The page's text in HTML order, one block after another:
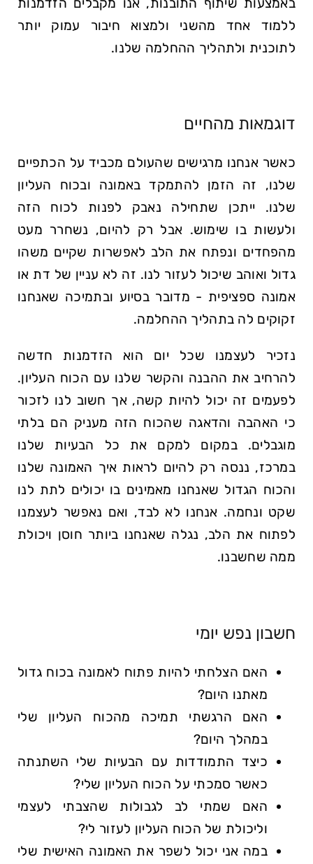
ללמוד אחד מהשני ולמצוא חיבור עמוק יותר
לתוכנית ולתהליך ההחלמה שלנו.
דוגמאות מהחיים
כאשר אנחנו מרגישים שהעולם מכביד על הכתפיים
שלנו, זה הזמן להתמקד באמונה ובכוח העליון
שלנו. ייתכן שתחילה נאבק לפנות לכוח הזה
ולעשות בו שימוש. אבל רק להיום, נשחרר מעט
מהפחדים ונפתח את הלב לאפשרות שקיים משהו
גדול ואוהב שיכול לעזור לנו. זה לא עניין של דת או
אמונה ספציפית - מדובר בסיוע ובתמיכה שאנחנו
זקוקים לה בתהליך ההחלמה.
נזכיר לעצמנו שכל יום הוא הזדמנות חדשה
להרחיב את ההבנה והקשר שלנו עם הכוח העליון.
לפעמים זה יכול להיות קשה, אך חשוב לנו לזכור
כי האהבה והדאגה שהכוח הזה מעניק הם בלתי
מוגבלים. במקום למקם את כל הבעיות שלנו
במרכז, ננסה רק להיום לראות איך האמונה שלנו
והכוח הגדול שאנחנו מאמינים בו יכולים לתת לנו
שקט ונחמה. אנחנו לא לבד, ואם נאפשר לעצמנו
לפתוח את הלב, נגלה שאנחנו ביותר חוסן ויכולת
ממה שחשבנו.
חשבון נפש יומי
האם הצלחתי להיות פתוח לאמונה בכוח גדול
מאתנו היום?
האם הרגשתי תמיכה מהכוח העליון שלי
במהלך היום?
כיצד התמודדות עם הבעיות שלי השתנתה
כאשר סמכתי על הכוח העליון שלי?
האם שמתי לב לגבולות שהצבתי לעצמי
וליכולת של הכוח העליון לעזור לי?
במה אני יכול לשפר את האמונה האישית שלי